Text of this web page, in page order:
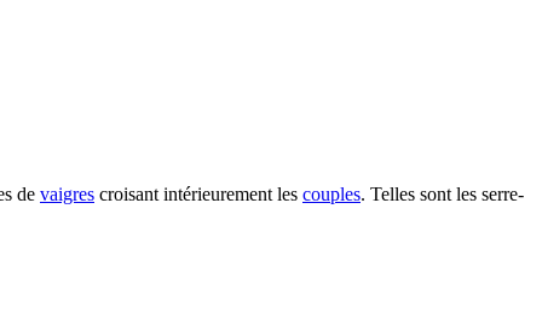
de vaigres croisant intérieurement les couples. Telles sont les serre-